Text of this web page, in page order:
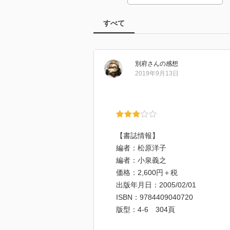
すべて
別府さんの感想
2019年9月13日
【書誌情報】
編者：松原洋子
編者：小泉義之
価格：2,600円＋税
出版年月日：2005/02/01
ISBN：9784409040720
版型：4-6 304頁